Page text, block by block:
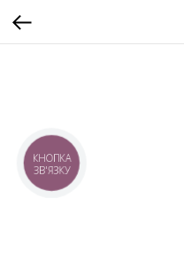
КНОПКА
ЗВ'ЯЗКУ